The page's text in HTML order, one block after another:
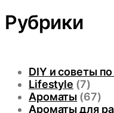
Рубрики
DIY и советы
Lifestyle (7)
Ароматы (67)
Ароматы для